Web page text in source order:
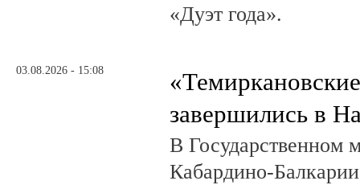
«Дуэт года».
03.08.2026 - 15:08
завершились в
В Государственном
Кабардино-